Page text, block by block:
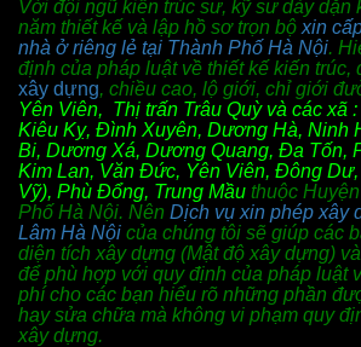
Với đội ngũ kiến trúc sư, kỹ sư dày dặn
năm thiết kế và lập hồ sơ trọn bộ xin
nhà ở riêng lẻ tại Thành Phố Hà Nội.
định của pháp luật về thiết kế kiến trúc,
xây dựng, chiều cao, lộ giới, chỉ giới
Yên Viên, Thị trấn Trâu Quỳ và các xã
Kiêu Kỵ, Đình Xuyên, Dương Hà, Ninh
Bi, Dương Xá, Dương Quang, Đa Tốn,
Kim Lan, Văn Đức, Yên Viên, Đông
Vỹ), Phù Đổng, Trung Mầu thuộc
Phố Hà Nội. Nên Dịch vụ xin phép xây
Lâm Hà Nội của chúng tôi sẽ giúp các
diện tích xây dựng (Mật độ xây dựng)
để phù hợp với quy định của pháp luật
phí cho các bạn hiểu rõ những phần
hay sửa chữa mà không vi phạm quy
xây dựng.